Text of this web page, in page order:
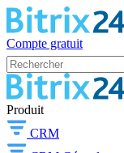
Compte gratuit
Produit
CRM